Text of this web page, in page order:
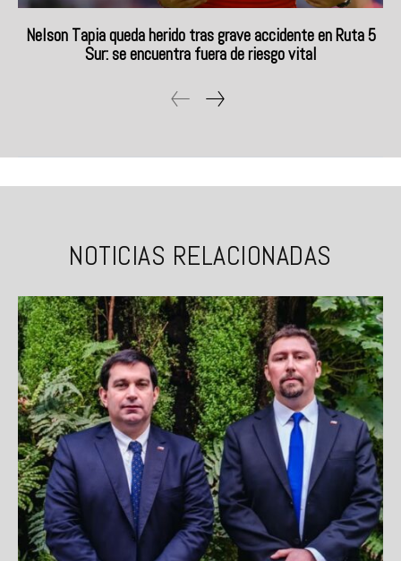
Nelson Tapia queda herido tras grave accidente en Ruta 5
Sur: se encuentra fuera de riesgo vital
NOTICIAS RELACIONADAS